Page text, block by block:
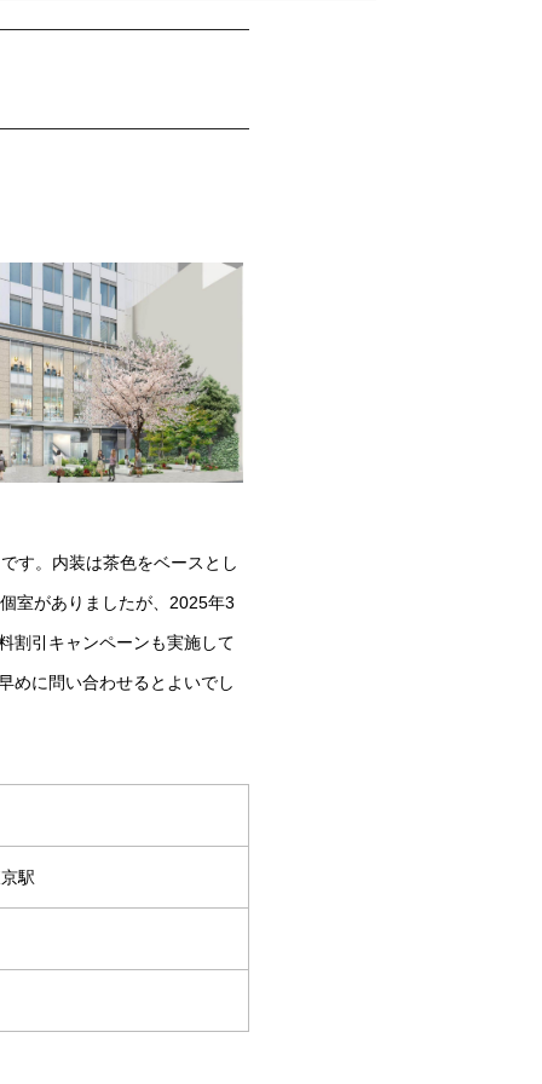
す。内装は茶色をベースとし
室がありましたが、2025年3
割引キャンペーンも実施して
めに問い合わせるとよいでし
駅